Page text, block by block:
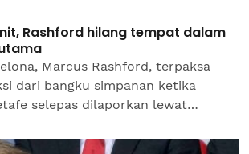
Rashford hilang tempat dalam
Marcus Rashford, terpaksa
dari bangku simpanan ketika
selepas dilaporkan lewat
sebelum...